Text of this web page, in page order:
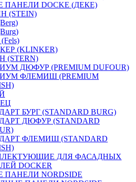
DOCKE (ДЕКЕ)
(STEIN)
(KLINKER)
(STERN)
ДЮФУР (PREMIUM DUFOUR)
ФЛЕМИШ (PREMIUM
БУРГ (STANDARD BURG)
ДЮФУР (STANDARD
ФЛЕМИШ (STANDARD
ДЛЯ ФАСАДНЫХ
DOCKER
NORDSIDE